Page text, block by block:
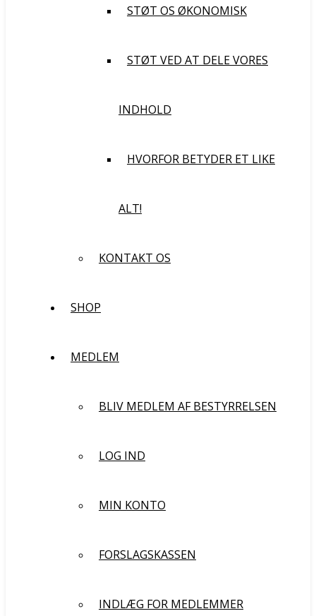
STØT OS ØKONOMISK
STØT VED AT DELE VORES
INDHOLD
HVORFOR BETYDER ET LIKE
ALT!
KONTAKT OS
SHOP
MEDLEM
BLIV MEDLEM AF BESTYRRELSEN
LOG IND
MIN KONTO
FORSLAGSKASSEN
INDLÆG FOR MEDLEMMER